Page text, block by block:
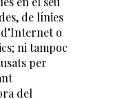
de línies
o
ni tampoc
per
del